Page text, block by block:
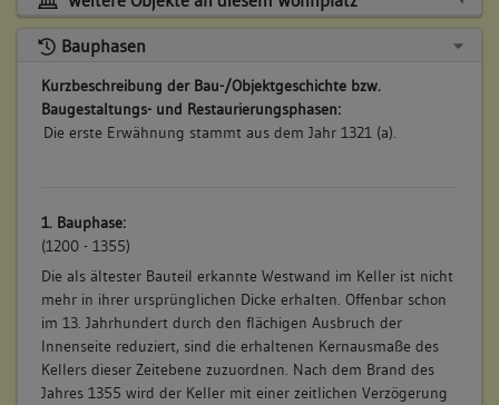
Bauphasen
Kurzbeschreibung der Bau-/Objektgeschichte bzw.
Baugestaltungs- und Restaurierungsphasen:
Die erste Erwähnung stammt aus dem Jahr 1321 (a).
1. Bauphase:
(1200 - 1355)
Die als ältester Bauteil erkannte Westwand im Keller ist nicht
mehr in ihrer ursprünglichen Dicke erhalten. Offenbar schon
im 13. Jahrhundert durch den flächigen Ausbruch der
Innenseite reduziert, sind die erhaltenen Kernausmaße des
Kellers dieser Zeitebene zuzuordnen. Nach dem Brand des
Jahres 1355 wird der Keller mit einer zeitlichen Verzögerung